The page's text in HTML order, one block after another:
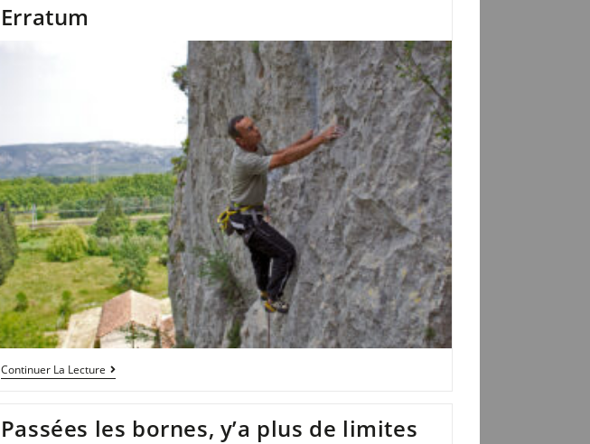
Erratum
Continuer La Lecture
Passées les bornes, y’a plus de limites